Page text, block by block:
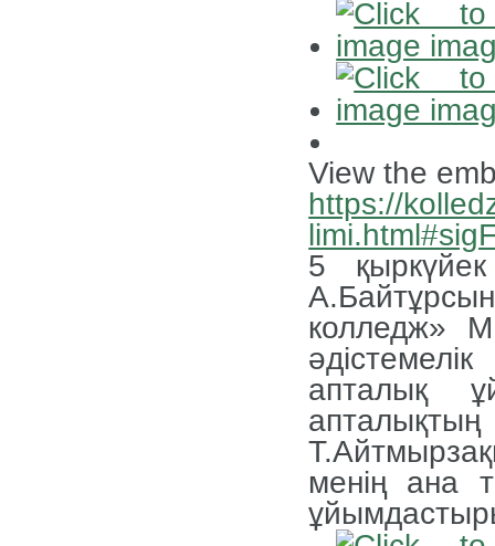
View the
https://
5
колледж»
апталық
менің ана